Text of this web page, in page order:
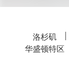
洛杉矶
华盛顿特区